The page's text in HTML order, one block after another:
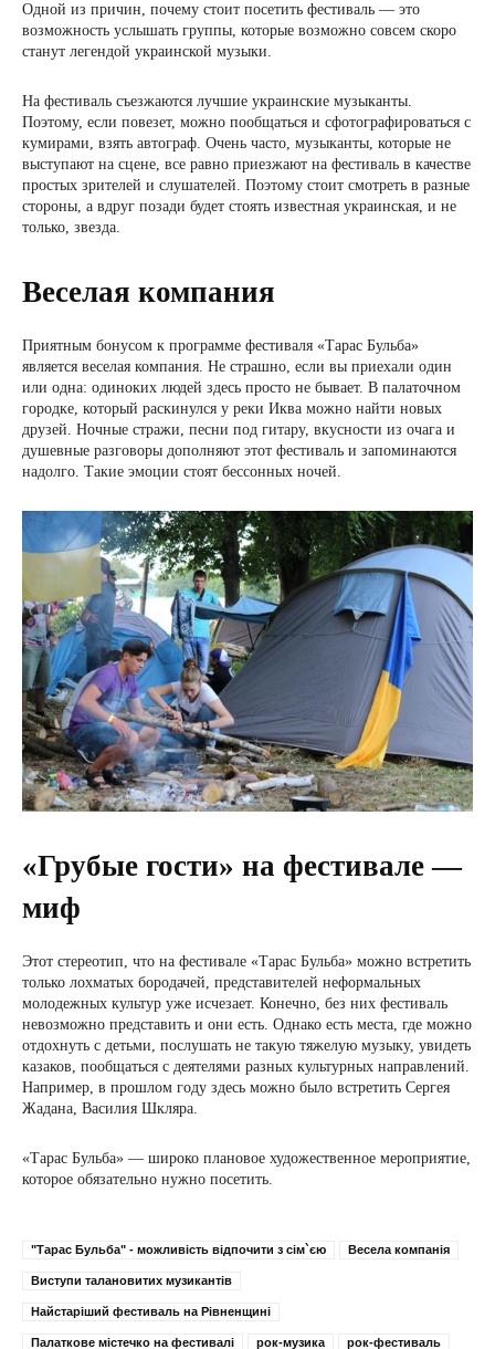
Одной из причин, почему стоит посетить фестиваль — это
возможность услышать группы, которые возможно совсем скоро
станут легендой украинской музыки.
На фестиваль съезжаются лучшие украинские музыканты.
Поэтому, если повезет, можно пообщаться и сфотографироваться с
кумирами, взять автограф. Очень часто, музыканты, которые не
выступают на сцене, все равно приезжают на фестиваль в качестве
простых зрителей и слушателей. Поэтому стоит смотреть в разные
стороны, а вдруг позади будет стоять известная украинская, и не
только, звезда.
Веселая компания
Приятным бонусом к программе фестиваля «Тарас Бульба»
является веселая компания. Не страшно, если вы приехали один
или одна: одиноких людей здесь просто не бывает. В палаточном
городке, который раскинулся у реки Иква можно найти новых
друзей. Ночные стражи, песни под гитару, вкусности из очага и
душевные разговоры дополняют этот фестиваль и запоминаются
надолго. Такие эмоции стоят бессонных ночей.
«Грубые гости» на фестивале —
миф
Этот стереотип, что на фестивале «Тарас Бульба» можно встретить
только лохматых бородачей, представителей неформальных
молодежных культур уже исчезает. Конечно, без них фестиваль
невозможно представить и они есть. Однако есть места, где можно
отдохнуть с детьми, послушать не такую ​​тяжелую музыку, увидеть
казаков, пообщаться с деятелями разных культурных направлений.
Например, в прошлом году здесь можно было встретить Сергея
Жадана, Василия Шкляра.
«Тарас Бульба» — широко плановое художественное мероприятие,
которое обязательно нужно посетить.
"Тарас Бульба" - можливість відпочити з сім`єю Весела компанія
Виступи талановитих музикантів
Найстаріший фестиваль на Рівненщині
Палаткове містечко на фестивалі рок-музика рок-фестиваль